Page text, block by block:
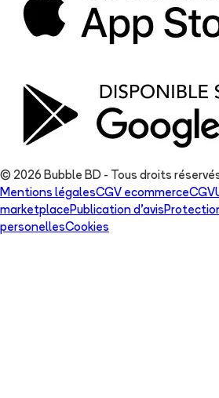
© 2026 Bubble BD - Tous droits
Mentions légalesCGV ecommerce
marketplacePublication d'avis
personellesCookies